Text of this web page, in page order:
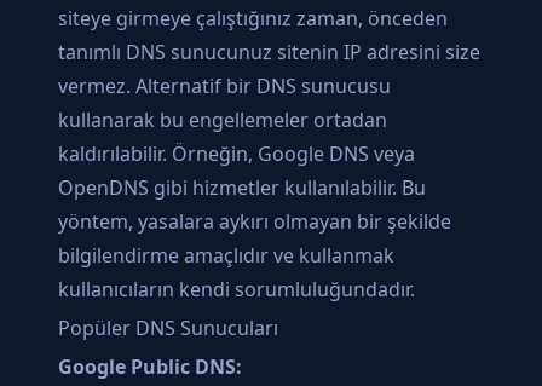
siteye girmeye çalıştığınız zaman, önceden
tanımlı DNS sunucunuz sitenin IP adresini size
vermez. Alternatif bir DNS sunucusu
kullanarak bu engellemeler ortadan
kaldırılabilir. Örneğin, Google DNS veya
OpenDNS gibi hizmetler kullanılabilir. Bu
yöntem, yasalara aykırı olmayan bir şekilde
bilgilendirme amaçlıdır ve kullanmak
kullanıcıların kendi sorumluluğundadır.
Popüler DNS Sunucuları
Google Public DNS: